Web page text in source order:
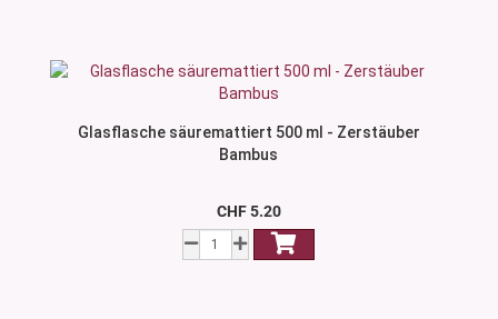
Glasflasche säuremattiert 500 ml - Zerstäuber
Bambus
CHF 5.20